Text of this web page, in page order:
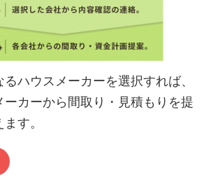
ハウスメーカーを選択すれば、
ーカーから間取り・見積もりを提
す。